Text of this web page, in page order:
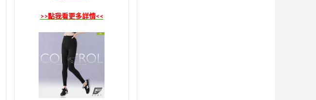
>>點我看更多詳情<<